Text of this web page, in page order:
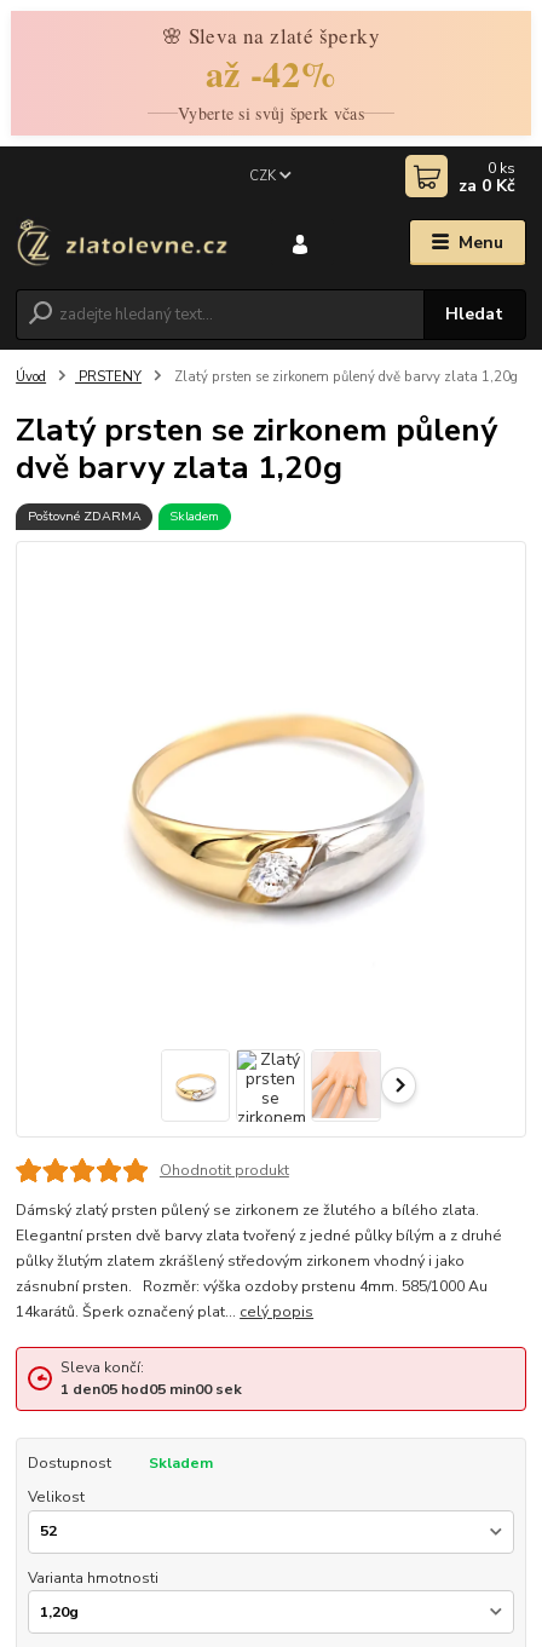
🌸 Sleva na zlaté šperky
až -42%
Vyberte si svůj šperk včas
Menu
CZK
Hledat
0 ks
za 0 Kč
Úvod PRSTENY Zlatý prsten se zirkonem půlený dvě barvy zlata 1,20g
Zlatý prsten se zirkonem půlený
dvě barvy zlata 1,20g
Poštovné ZDARMA Skladem
Ohodnotit produkt
Dámský zlatý prsten půlený se zirkonem ze žlutého a bílého zlata.
Elegantní prsten dvě barvy zlata tvořený z jedné půlky bílým a z druhé
půlky žlutým zlatem zkrášlený středovým zirkonem vhodný i jako
zásnubní prsten. Rozměr: výška ozdoby prstenu 4mm. 585/1000 Au
14karátů. Šperk označený plat... celý popis
Sleva končí:
1 den05hod04min59sek
Dostupnost
Skladem
Velikost
Varianta hmotnosti